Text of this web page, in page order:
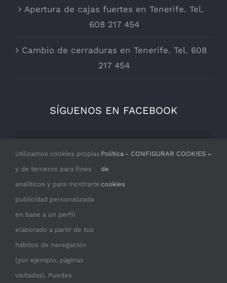
Apertura de cajas fuertes en Tenerife. Tel.
608 217 454
Cambio de cerraduras en Tenerife. Tel. 608
217 454
SÍGUENOS EN FACEBOOK
Por razones de privacidad Facebook
necesita tu permiso para cargarse.
Utilizamos cookies propias
y de terceros para fines
analíticos y para mostrarte
publicidad personalizada
en base a un perfil
elaborado a partir de tus
hábitos de navegación
(por ejemplo, páginas
visitadas). Puedes
Política
de
cookies
- CONFIGURAR COOKIES